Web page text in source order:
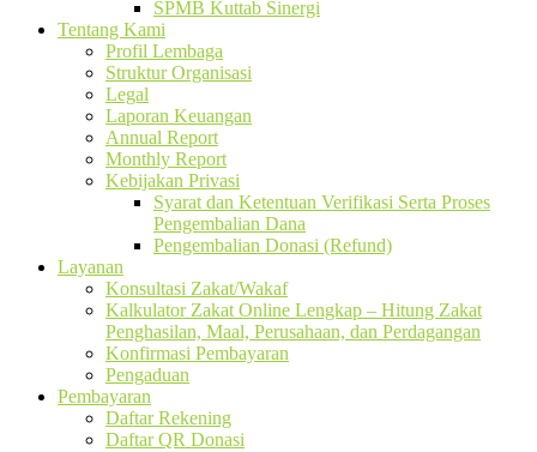
SPMB Kuttab Sinergi
Tentang Kami
Profil Lembaga
Struktur Organisasi
Legal
Laporan Keuangan
Annual Report
Monthly Report
Kebijakan Privasi
Syarat dan Ketentuan Verifikasi Serta Proses
Pengembalian Dana
Pengembalian Donasi (Refund)
Layanan
Konsultasi Zakat/Wakaf
Kalkulator Zakat Online Lengkap – Hitung Zakat
Penghasilan, Maal, Perusahaan, dan Perdagangan
Konfirmasi Pembayaran
Pengaduan
Pembayaran
Daftar Rekening
Daftar QR Donasi